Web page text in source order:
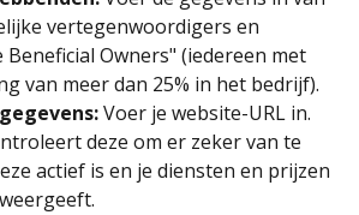
vertegenwoordigers en
Beneficial Owners" (iedereen met
van meer dan 25% in het bedrijf).
Voer je website-URL in.
deze om er zeker van te
actief is en je diensten en prijzen